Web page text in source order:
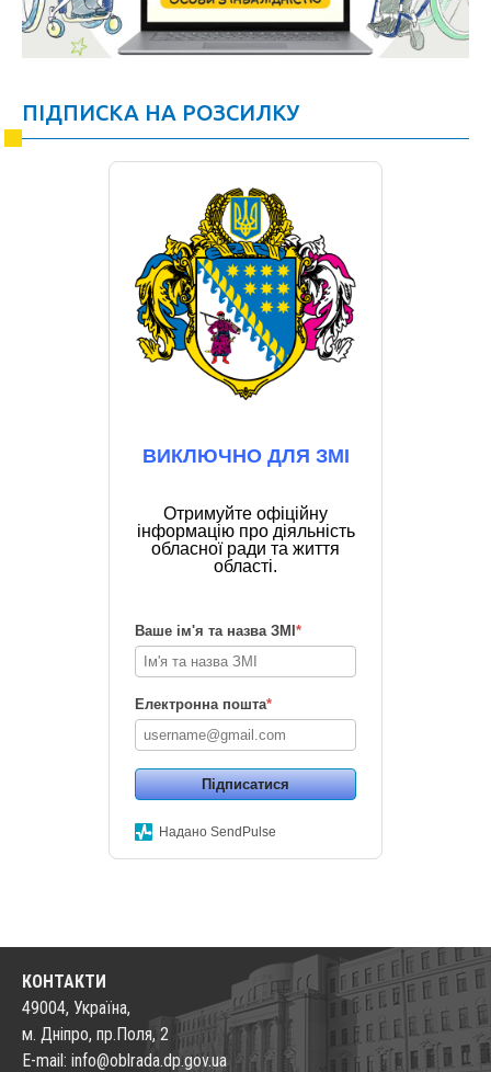
ПІДПИСКА НА РОЗСИЛКУ
ВИКЛЮЧНО ДЛЯ ЗМІ
Отримуйте офіційну
інформацію про діяльність
обласної ради та життя
області.
Ваше ім'я та назва ЗМІ *
Електронна пошта*
Підписатися
Надано SendPulse
КОНТАКТИ
49004, Україна,
м. Дніпро, пр.Поля, 2
E-mail: info@oblrada.dp.gov.ua